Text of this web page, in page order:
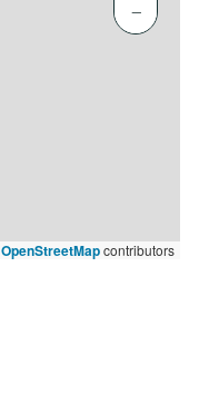
−
OpenStreetMapcontributors